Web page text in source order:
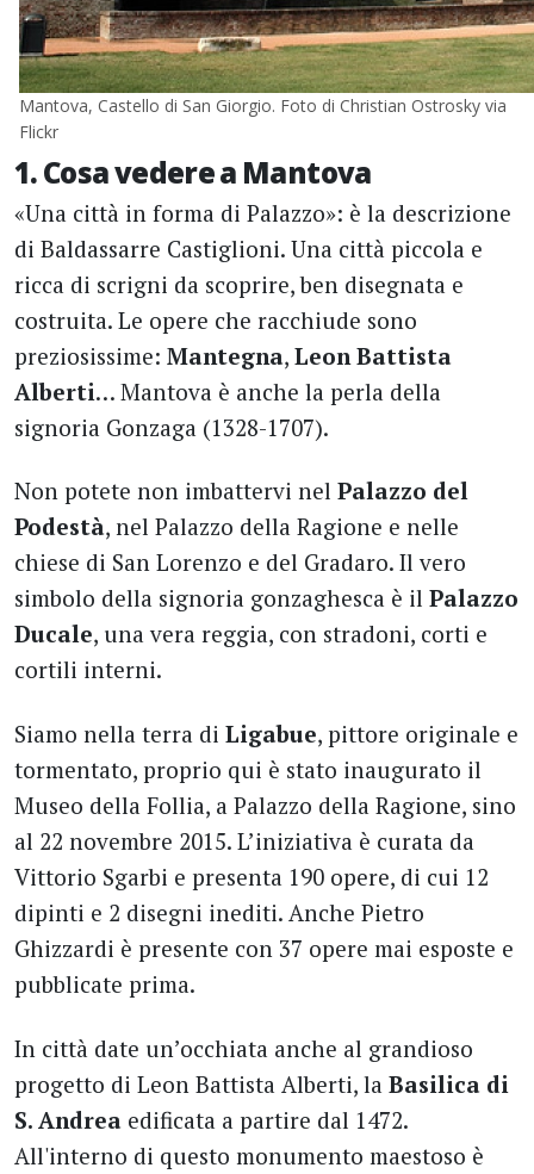
Mantova, Castello di San Giorgio. Foto di Christian Ostrosky via
Flickr
1. Cosa vedere a Mantova
«Una città in forma di Palazzo»: è la descrizione
di Baldassarre Castiglioni. Una città piccola e
ricca di scrigni da scoprire, ben disegnata e
costruita. Le opere che racchiude sono
preziosissime: Mantegna, Leon Battista
Alberti… Mantova è anche la perla della
signoria Gonzaga (1328-1707).
Non potete non imbattervi nel Palazzo del
Podestà, nel Palazzo della Ragione e nelle
chiese di San Lorenzo e del Gradaro. Il vero
simbolo della signoria gonzaghesca è il Palazzo
Ducale, una vera reggia, con stradoni, corti e
cortili interni.
Siamo nella terra di Ligabue, pittore originale e
tormentato, proprio qui è stato inaugurato il
Museo della Follia, a Palazzo della Ragione, sino
al 22 novembre 2015. L’iniziativa è curata da
Vittorio Sgarbi e presenta 190 opere, di cui 12
dipinti e 2 disegni inediti. Anche Pietro
Ghizzardi è presente con 37 opere mai esposte e
pubblicate prima.
In città date un’occhiata anche al grandioso
progetto di Leon Battista Alberti, la Basilica di
S. Andrea edificata a partire dal 1472.
All'interno di questo monumento maestoso è